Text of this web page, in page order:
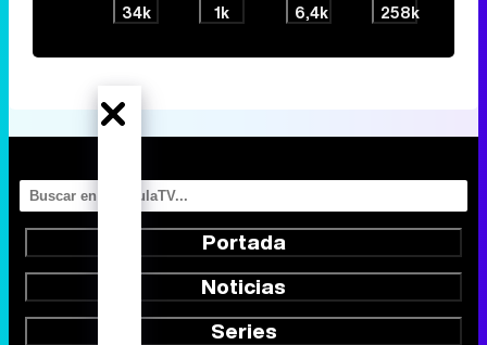
34k 1k 6,4k 258k
Portada
Noticias
Series